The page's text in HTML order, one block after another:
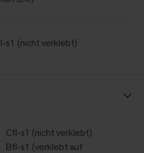
s1 (nicht verklebt)
Cfl-s1 (nicht verklebt)
Bfl-s1 (verklebt auf